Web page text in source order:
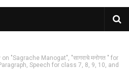
"Sagrache Manogat", "सागराचे मनोगत " for
Speech for class 7, 8, 9, 10, and